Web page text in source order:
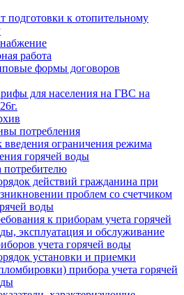
подготовки к отопительному
работа
формы договоров
для населения на ГВС на
потребления
введения ограничения режима
горячей воды
потребителю
действий гражданина при
проблем со счетчиком
воды
к приборам учета горячей
эксплуатация и обслуживание
учета горячей воды
установки и приемки
прибора учета горячей